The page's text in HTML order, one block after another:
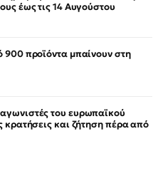
έως τις 14 Αυγούστου
προϊόντα μπαίνουν στη
του ευρωπαϊκού
κρατήσεις και ζήτηση πέρα από